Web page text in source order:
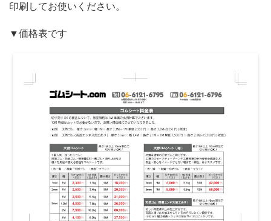
印刷してお使いください。
▼価格表です